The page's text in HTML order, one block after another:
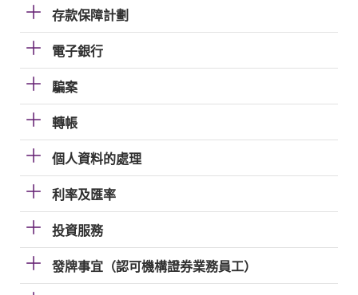
存款保障計劃
電子銀行
騙案
轉帳
個人資料的處理
利率及匯率
投資服務
發牌事宜（認可機構證券業務員工）